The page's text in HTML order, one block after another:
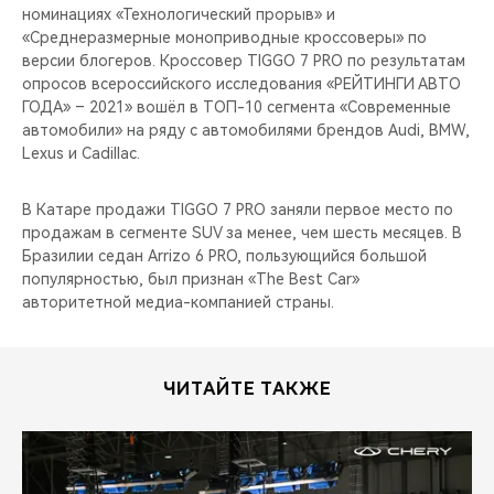
номинациях «Технологический прорыв» и
«Среднеразмерные моноприводные кроссоверы» по
версии блогеров. Кроссовер TIGGO 7 PRO по результатам
опросов всероссийского исследования «РЕЙТИНГИ АВТО
ГОДА» – 2021» вошёл в ТОП-10 сегмента «Современные
автомобили» на ряду с автомобилями брендов Audi, BMW,
Lexus и Cadillac.
В Катаре продажи TIGGO 7 PRO заняли первое место по
продажам в сегменте SUV за менее, чем шесть месяцев. В
Бразилии седан Arrizo 6 PRO, пользующийся большой
популярностью, был признан «The Best Car»
авторитетной медиа-компанией страны.
ЧИТАЙТЕ ТАКЖЕ